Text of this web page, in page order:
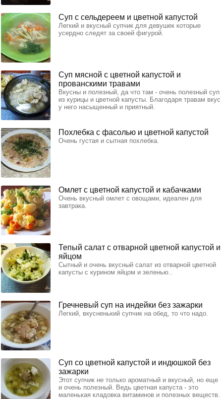
Суп с сельдереем и цветной капустой
Легкий и вкусный супчик для девушек которые
усердно следят за своей фигурой.
Суп мясной с цветной капустой и
прованскими травами
Вкусны и полезный, да что там - очень полезный суп
из курицы и цветной капусты. Благодаря травам вкус
у него насыщенный и приятный.
Похлебка с фасолью и цветной капустой
Очень густая и сытная похлебка.
Омлет с цветной капустой и кабачками
Очень вкусный омлет с овощами, идеален для
завтрака.
Тепый салат с отварной цветной капустой и
яйцом
Сытный и очень вкусный салат из отварной цветной
капусты с курином яйцом и зеленью..
Гречневый суп на индейки без зажарки
Легкий, вкусненький супчик на обед, то что надо.
Суп со цветной капустой и индюшкой без
зажарки
Этот супчик не только ароматный и вкусный, но еще
и очень полезный. Ведь цветная капуста - это
маленькая кладовка витаминов и полезных веществ.